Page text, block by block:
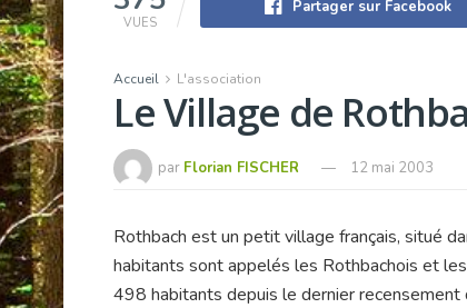
VUES
Partager sur Facebook
Accueil L'association
Le Village de
par Florian FISCHER 12 mai 2003
Rothbach est un petit village français, situé
habitants sont appelés les Rothbachois et
498 habitants depuis le dernier